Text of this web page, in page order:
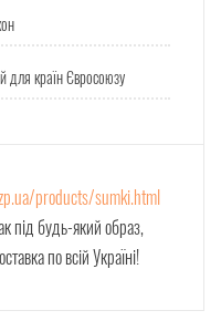
для країн Євросоюзу
products/sumki.html
під будь-який образ,
по всій Україні!